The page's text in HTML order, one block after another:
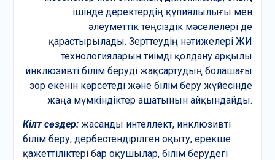
ішінде деректердің құпиялылығы мен
әлеуметтік теңсіздік мәселелері де
қарастырылады. Зерттеудің нәтижелері ЖИ
технологияларын тиімді қолдану арқылы
инклюзивті білім беруді жақсартудың болашағы
зор екенін көрсетеді және білім беру жүйесінде
жаңа мүмкіндіктер ашатынын айқындайды.
Кілт сөздер:жасанды интеллект, инклюзивті
білім беру, дербестендірілген оқыту, ерекше
қажеттіліктері бар оқушылар, білім берудегі